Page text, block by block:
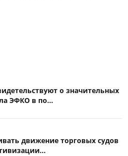
о значительных
ЭФКО в по...
движение торговых судов